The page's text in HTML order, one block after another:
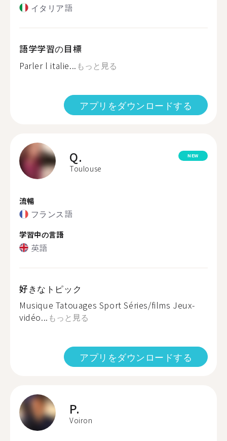
イタリア語
語学学習の目標
Parler l italie... もっと見る
アプリをダウンロードする
Q.
Toulouse
NEW
流暢
フランス語
学習中の言語
英語
好きなトピック
Musique Tatouages Sport Séries/films Jeux-
vidéo... もっと見る
アプリをダウンロードする
P.
Voiron